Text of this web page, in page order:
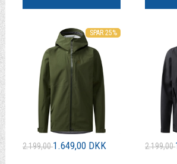
SPAR 25%
2.199,001.649,00 DKK 2.199,00